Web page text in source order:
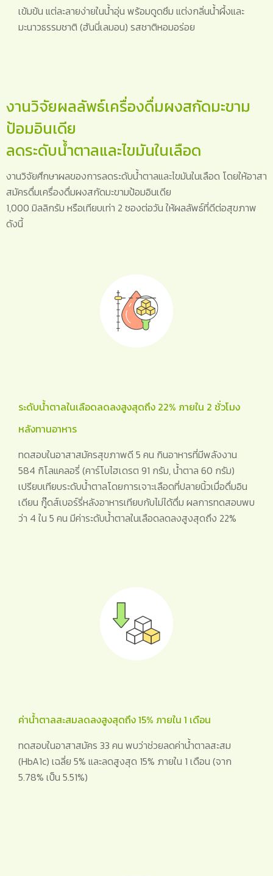
เข้มข้น แต่ละลายง่ายในน้ำอุ่น พร้อมดูดซึม แต่งกลิ่นน้ำผึ้งและ
มะนาวธรรมชาติ (ฮันนี่เลมอน) รสชาติหอมอร่อย
งานวิจัยผลลัพธ์เครื่องดื่มผงสกัดมะขาม
ป้อมอินเดีย
ลดระดับน้ำตาลและไขมันในเลือด
งานวิจัยศึกษาผลของการลดระดับน้ำตาลและไขมันในเลือด โดยให้อาสา
สมัครดื่มเครื่องดื่มผงสกัดมะขามป้อมอินเดีย
1,000 มิลลิกรัม หรือเทียบเท่า 2 ซองต่อวัน ให้ผลลัพธ์ที่ดีต่อสุขภาพ
ดังนี้
ระดับน้ำตาลในเลือดลดลงสูงสุดถึง 22% ภายใน 2 ชั่วโมง
หลังทานอาหาร
ทดสอบในอาสาสมัครสุขภาพดี 5 คน กินอาหารที่มีพลังงาน
584 กิโลแคลอรี่ (คาร์โบไฮเดรต 91 กรัม, น้ำตาล 60 กรัม)
เปรียบเทียบระดับน้ำตาลโดยการเจาะเลือดที่ปลายนิ้วเมื่อดื่มอิน
เดียน กู๊ดส์เบอร์รี่หลังอาหารเทียบกับไม่ได้ดื่ม ผลการทดสอบพบ
ว่า 4 ใน 5 คน มีค่าระดับน้ำตาลในเลือดลดลงสูงสุดถึง 22%
ค่าน้ำตาลสะสมลดลงสูงสุดถึง 15% ภายใน 1 เดือน
ทดสอบในอาสาสมัคร 33 คน พบว่าช่วยลดค่าน้ำตาลสะสม
(HbA1c) เฉลี่ย 5% และลดสูงสุด 15% ภายใน 1 เดือน (จาก
5.78% เป็น 5.51%)